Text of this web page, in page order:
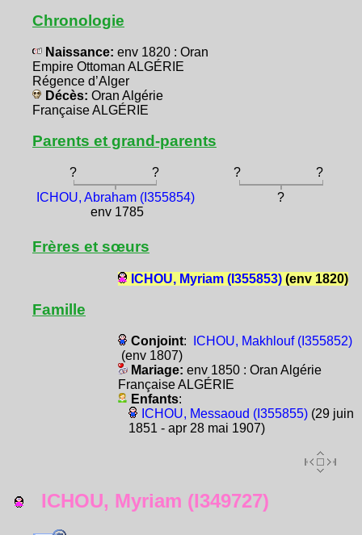
Chronologie
Naissance: env 1820 : Oran
Empire Ottoman ALGÉRIE
Régence d’Alger
Décès: Oran Algérie
Française ALGÉRIE
Parents et grand-parents
? ? ?
?
ICHOU, Abraham (I355854)
env 1785
?
Frères et sœurs
ICHOU, Myriam (I355853)(env 1820)
Famille
Conjoint:
ICHOU, Makhlouf (I355852)
(env 1807)
Mariage: env 1850 : Oran Algérie
Française ALGÉRIE
Enfants:
ICHOU, Messaoud (I355855)(29 juin
1851 - apr 28 mai 1907)
ICHOU, Myriam (I349727)